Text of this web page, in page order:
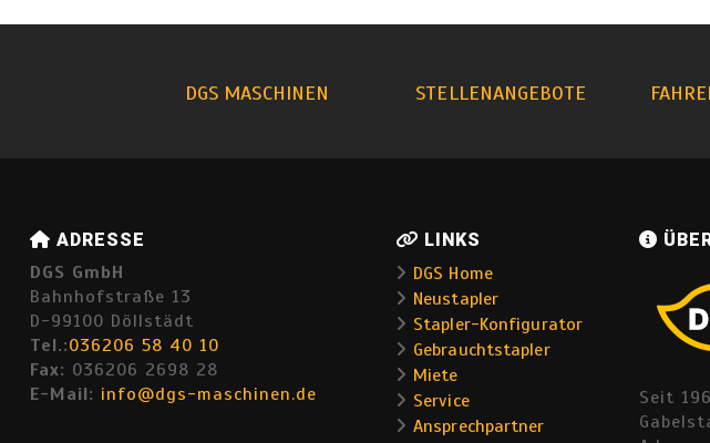
DGS MASCHINEN STELLENANGEBOTE
ADRESSE
DGS GmbH
Bahnhofstraße 13
D-99100 Döllstädt
Tel.:036206 58 40 10
Fax: 036206 2698 28
E-Mail: info@dgs-maschinen.de
LINKS
DGS Home
Neustapler
Stapler-Konfigurator
Gebrauchtstapler
Miete
Service
Ansprechpartner
Seit